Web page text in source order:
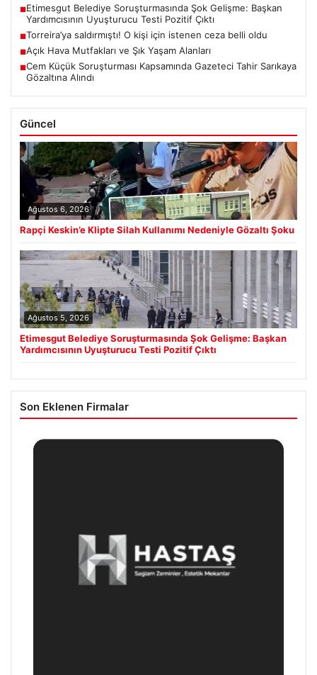
■Etimesgut Belediye Soruşturmasında Şok Gelişme: Başkan
Yardımcısının Uyuşturucu Testi Pozitif Çıktı
■Torreira’ya saldırmıştı! O kişi için istenen ceza belli oldu
■Açık Hava Mutfakları ve Şık Yaşam Alanları
■Cem Küçük Soruşturması Kapsamında Gazeteci Tahir Sarıkaya
Gözaltına Alındı
Güncel
Ağustos 6, 2026
Rapçi Keskin’e Klipte Silah Kullanımı Nedeniyle Gözaltı Şoku
Ağustos 5, 2026
Etimesgut Belediye Soruşturmasında Şok Gelişme: Başkan
Yardımcısının Uyuşturucu Testi Pozitif Çıktı
Son Eklenen Firmalar